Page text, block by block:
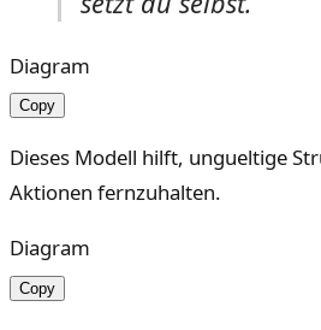
Diagram
Copy
Dieses Modell hilft, ungueltige
Aktionen fernzuhalten.
Diagram
Copy